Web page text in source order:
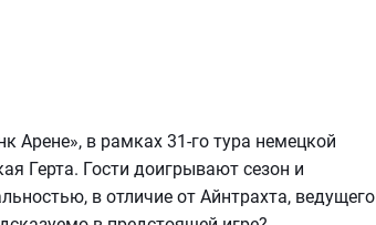
Арене», в рамках 31-го тура немецкой
Герта. Гости доигрывают сезон и
в отличие от Айнтрахта, ведущего